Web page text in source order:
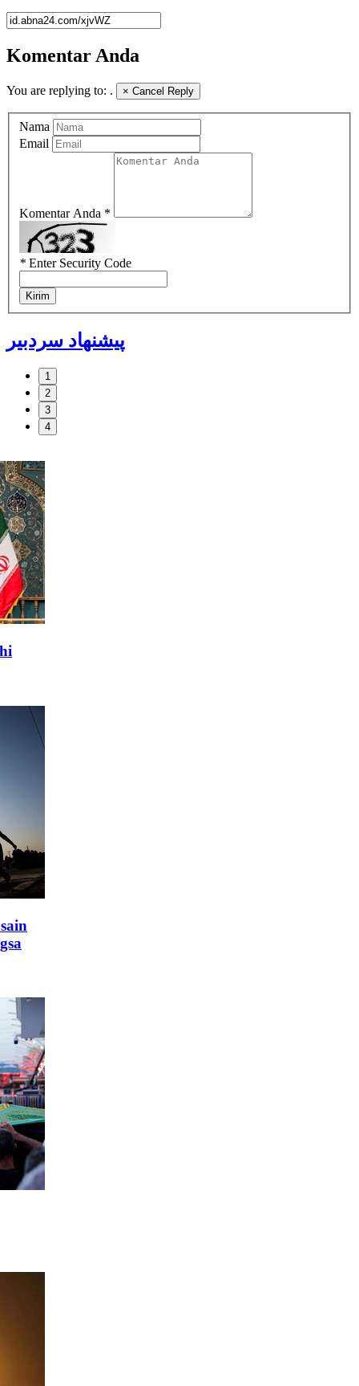
Komentar Anda
You are replying to: . × Cancel Reply
Nama
Email
Komentar Anda *
* Enter Security Code
Kirim
پیشنهاد سردبیر
1
2
3
4